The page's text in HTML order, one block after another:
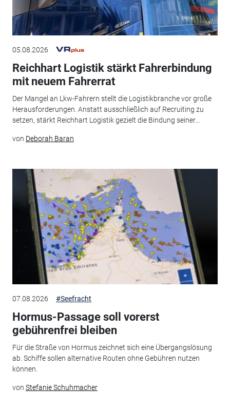
05.08.2026
Reichhart Logistik stärkt Fahrerbindung
mit neuem Fahrerrat
Der Mangel an Lkw-Fahrern stellt die Logistikbranche vor große
Herausforderungen. Anstatt ausschließlich auf Recruiting zu
setzen, stärkt Reichhart Logistik gezielt die Bindung seiner...
von Deborah Baran
07.08.2026 #Seefracht
Hormus-Passage soll vorerst
gebührenfrei bleiben
Für die Straße von Hormus zeichnet sich eine Übergangslösung
ab. Schiffe sollen alternative Routen ohne Gebühren nutzen
können.
von Stefanie Schuhmacher